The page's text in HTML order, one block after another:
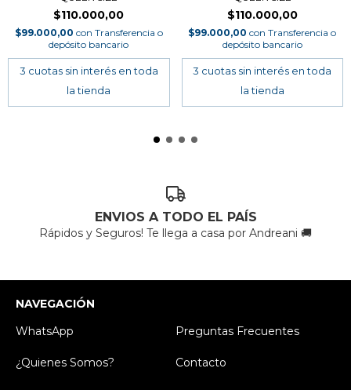
$110.000,00
$99.000,00 con Transferencia o
depósito bancario
$110.000,00
$99.000,00con Transferencia o
depósito bancario
ENVIOS A TODO EL PAÍS
Rápidos y Seguros! Te llega a casa por Andreani 🚚
NAVEGACIÓN
WhatsApp
Preguntas Frecuentes
¿Quienes Somos? Contacto